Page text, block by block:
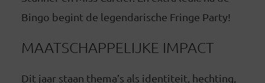
Bingo begint de legendarische Fringe Party!
MAATSCHAPPELIJKE IMPACT
Dit jaar staan thema’s als identiteit, hechting,